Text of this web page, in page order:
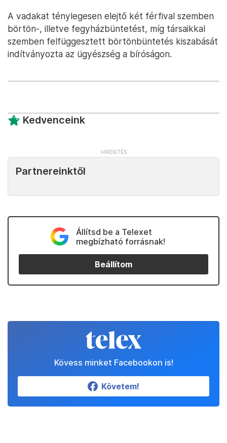
A vadakat ténylegesen elejtő két férfival szemben
börtön-, illetve fegyházbüntetést, míg társaikkal
szemben felfüggesztett börtönbüntetés kiszabását
indítványozta az ügyészség a bíróságon.
Kedvenceink
Partnereinktől
Állítsd be a Telexet
megbízható forrásnak!
Beállítom
Kövess minket Facebookon is!
Követem!